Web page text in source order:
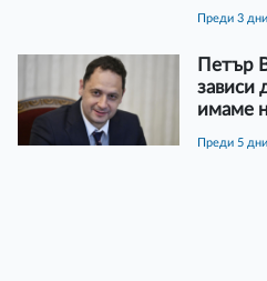
преди 3 дни
Петър
зависи
имаме
преди 5 дни